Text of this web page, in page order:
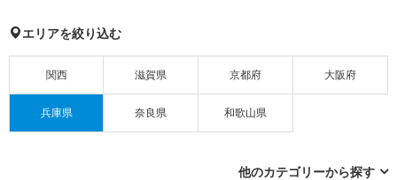
エリアを絞り込む
関西 滋賀県 京都府 大阪府
兵庫県 奈良県 和歌山県
他のカテゴリーから探す